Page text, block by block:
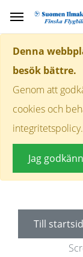
Denna
besök bättre.
Genom att
cookies och
integritetspolicy.
Jag
Till